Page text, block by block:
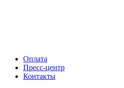
Оплата
Пресс-центр
Контакты